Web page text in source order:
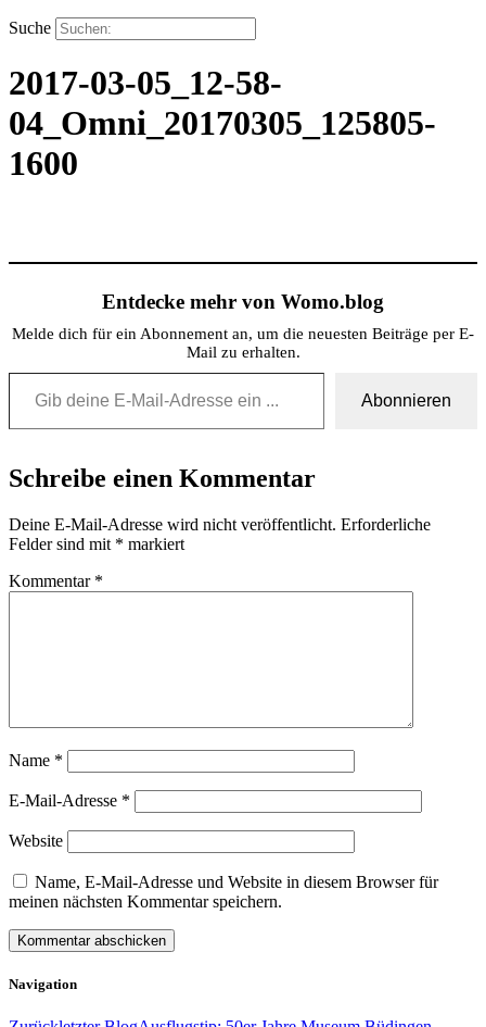
Suche
2017-03-05_12-58-
04_Omni_20170305_125805-
1600
Entdecke mehr von Womo.blog
Melde dich für ein Abonnement an, um die neuesten Beiträge per E-
Mail zu erhalten.
Gib deine E-Mail-Adresse ein ...
Abonnieren
Schreibe einen Kommentar
Deine E-Mail-Adresse wird nicht veröffentlicht. Erforderliche
Felder sind mit * markiert
Kommentar *
Name *
E-Mail-Adresse *
Website
Name, E-Mail-Adresse und Website in diesem Browser für
meinen nächsten Kommentar speichern.
Navigation